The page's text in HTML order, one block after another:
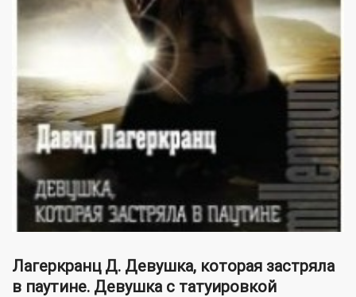
Лагеркранц Д. Девушка, которая застряла
в паутине. Девушка с татуировкой